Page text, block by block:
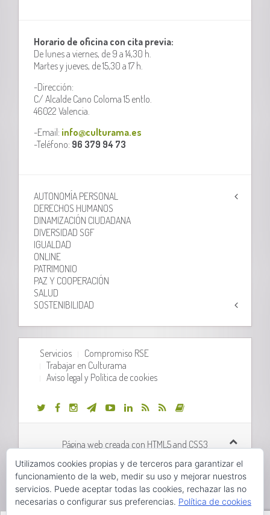
Horario de oficina con cita previa:
De lunes a viernes, de 9 a 14,30 h.
Martes y jueves, de 15,30 a 17 h.
-Dirección:
C/ Alcalde Cano Coloma 15 entlo.
46022 Valencia.
-Email: info@culturama.es
-Teléfono: 96 379 94 73
AUTONOMÍA PERSONAL
DERECHOS HUMANOS
DINAMIZACIÓN CIUDADANA
DIVERSIDAD SGF
IGUALDAD
ONLINE
PATRIMONIO
PAZ Y COOPERACIÓN
SALUD
SOSTENIBILIDAD
Servicios
Compromiso RSE
Trabajar en Culturama
Aviso legal y Política de cookies
Página web creada con HTML5 and CSS3
Desarrollo web realizado porOrix Systems
Utilizamos cookies propias y de terceros para garantizar el
funcionamiento de la web, medir su uso y mejorar nuestros
servicios. Puede aceptar todas las cookies, rechazar las no
necesarias o configurar sus preferencias. Política de cookies